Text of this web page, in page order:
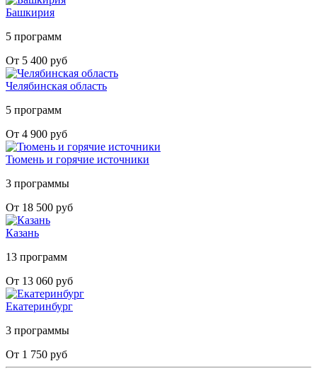
Башкирия
5 программ
От 5 400 руб
Челябинская область
5 программ
От 4 900 руб
Тюмень и горячие источники
3 программы
От 18 500 руб
Казань
13 программ
От 13 060 руб
Екатеринбург
3 программы
От 1 750 руб